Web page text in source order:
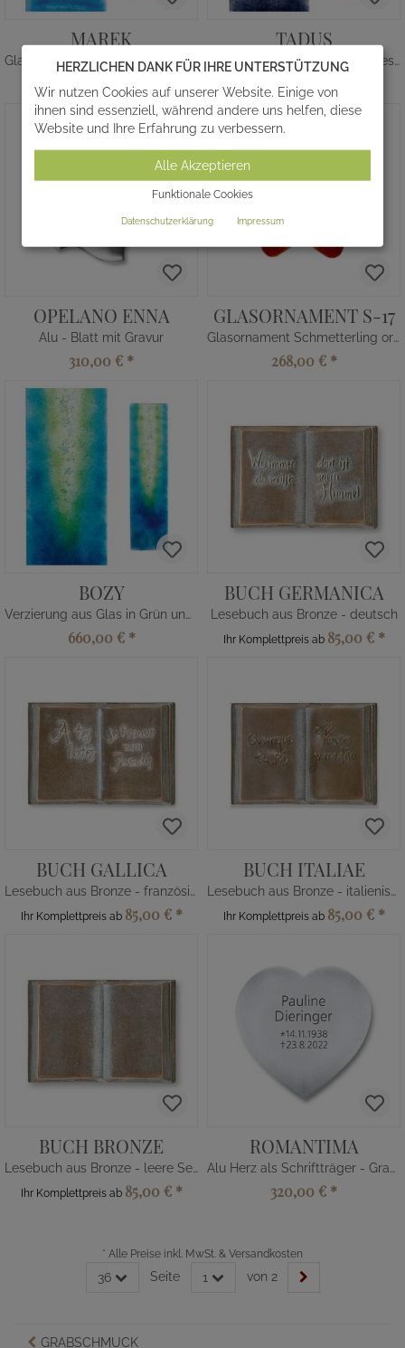
MAREK
Glasverzierung mit Sonne und Meer
660,00 € *
TADUS
Glasstele mit Kreuz im Lichtdesign
660,00 €
OPELANO ENNA
Alu - Blatt mit Gravur
310,00 € *
GLASORNAMENT S-17
Glasornament Schmetterling ornage
268,00 € *
BOZY
Verzierung aus Glas in Grün und Blau
660,00 € *
BUCH GERMANICA
Lesebuch aus Bronze - deutsch
Ihr Komplettpreis ab 85,00 € *
BUCH GALLICA
Lesebuch aus Bronze - französisch
Ihr Komplettpreis ab 85,00 € *
BUCH ITALIAE
Lesebuch aus Bronze - italienisch
Ihr Komplettpreis ab 85,00 € *
BUCH BRONZE
Lesebuch aus Bronze - leere Seiten
Ihr Komplettpreis ab 85,00 € *
ROMANTIMA
Alu Herz als Schriftträger - Gravur
320,00 € *
* Alle Preise inkl. MwSt. & Versandkosten
36 Seite 1 von 2
GRABSCHMUCK
HERZLICHEN DANK FÜR IHRE UNTERSTÜTZUNG
Wir nutzen Cookies auf unserer Website. Einige von
ihnen sind essenziell, während andere uns helfen, diese
Website und Ihre Erfahrung zu verbessern.
Alle Akzeptieren
Funktionale Cookies
Datenschutzerklärung Impressum